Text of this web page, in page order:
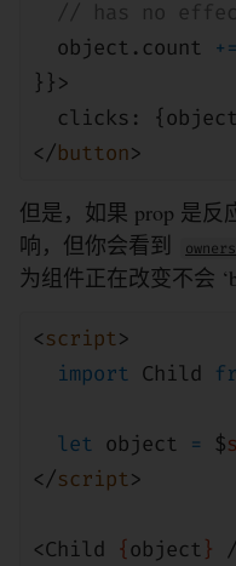
// has no
object .count +=
}}>
clicks: {object
</button>
但是，如果 prop 是反
响，但你会看到
为组件正在改变不会
<script>
import Child
let object = $
</script>
<Child {object}